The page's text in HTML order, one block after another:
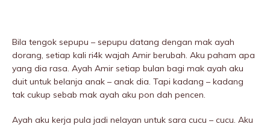
Bila tengok sepupu – sepupu datang dengan mak ayah
dorang, setiap kali ri4k wajah Amir berubah. Aku paham apa
yang dia rasa. Ayah Amir setiap bulan bagi mak ayah aku
duit untuk belanja anak – anak dia. Tapi kadang – kadang
tak cukup sebab mak ayah aku pon dah pencen.
Ayah aku kerja pula jadi nelayan untuk sara cucu – cucu. Aku